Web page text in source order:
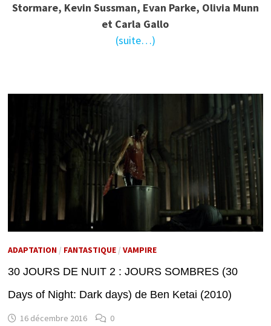
Stormare, Kevin Sussman, Evan Parke, Olivia Munn
et Carla Gallo
(suite…)
ADAPTATION/ FANTASTIQUE/ VAMPIRE
30 JOURS DE NUIT 2 : JOURS SOMBRES (30
Days of Night: Dark days) de Ben Ketai (2010)
16 décembre 2016 0